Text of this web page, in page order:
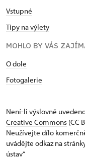
Vstupné
Tipy na výlety
MOHLO BY VÁS
O dole
Fotogalerie
Není-li výslovně
Creative Commons (CC
Neužívejte dílo
uvádějte odkaz na
ústav“